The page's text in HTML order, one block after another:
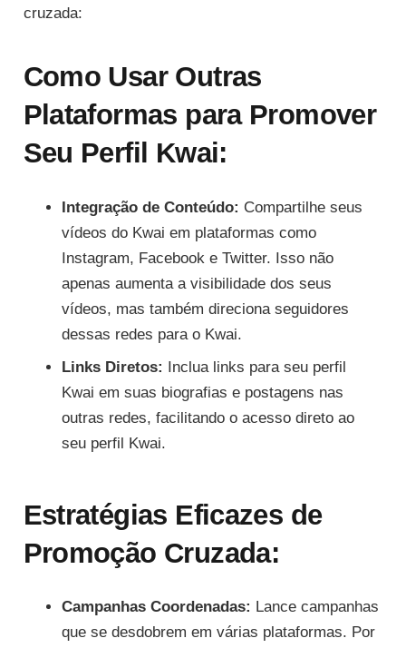
cruzada:
Como Usar Outras
Plataformas para Promover
Seu Perfil Kwai:
Integração de Conteúdo: Compartilhe seus
vídeos do Kwai em plataformas como
Instagram, Facebook e Twitter. Isso não
apenas aumenta a visibilidade dos seus
vídeos, mas também direciona seguidores
dessas redes para o Kwai.
Links Diretos:
Inclua links para seu perfil
Kwai em suas biografias e postagens nas
outras redes, facilitando o acesso direto ao
seu perfil Kwai.
Estratégias Eficazes de
Promoção Cruzada:
Campanhas Coordenadas: Lance campanhas
que se desdobrem em várias plataformas. Por